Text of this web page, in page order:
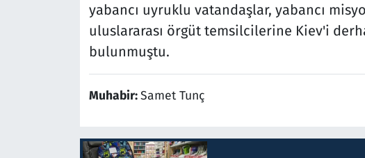
yabancı uyruklu vatandaşlar, yabancı
uluslararası örgüt temsilcilerine Kiev'i
bulunmuştu.
Muhabir:Samet Tunç